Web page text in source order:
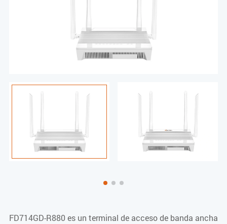
FD714GD-R880 es un terminal de acceso de banda ancha